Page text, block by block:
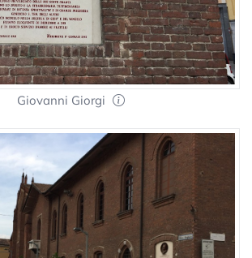
Giovanni Giorgi